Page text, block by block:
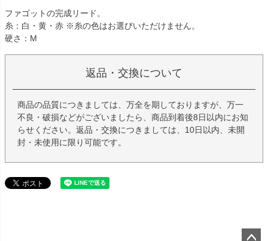
ファゴットの完成リード。
糸：白・黄・赤 ※糸の色はお選びいただけません。
硬さ：M
返品・交換について
商品の品質につきましては、万全を期しておりますが、万一
不良・破損などがございましたら、商品到着後8日以内にお知
らせください。返品・交換につきましては、10日以内、未開
封・未使用に限り可能です。